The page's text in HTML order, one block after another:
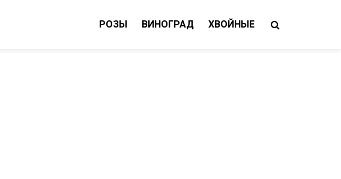
РОЗЫ ВИНОГРАД ХВОЙНЫЕ